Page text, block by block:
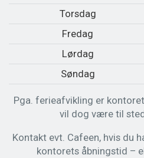
Torsdag
Fredag
Lørdag
Søndag
Pga. ferieafvikling er
vil dog være til
Kontakt evt. Cafeen, hvis du
kontorets åbningstid –